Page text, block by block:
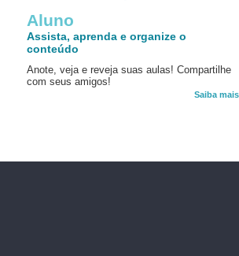
Aluno
Assista, aprenda e organize o
conteúdo
Anote, veja e reveja suas aulas! Compartilhe
com seus amigos!
Saiba mais